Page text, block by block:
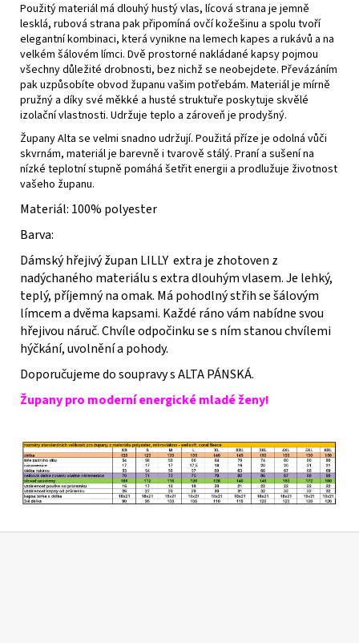
Použitý materiál má dlouhý hustý vlas, lícová strana je jemně
lesklá, rubová strana pak připomíná ovčí kožešinu a spolu tvoří
elegantní kombinaci, která vynikne na lemech kapes a rukávů a na
velkém šálovém límci. Dvě prostorné nakládané kapsy pojmou
všechny důležité drobnosti, bez nichž se neobejdete. Převázáním
pak uzpůsobíte obvod županu vašim potřebám. Materiál je mírně
pružný a díky své měkké a husté struktuře poskytuje skvělé
izolační vlastnosti. Udržuje teplo a zároveň je prodyšný.
Župany Alta se velmi snadno udržují. Použitá příze je odolná vůči
skvrnám, materiál je barevně i tvarově stálý. Praní a sušení na
nízké teplotní stupně pomáhá šetřit energii a prodlužuje životnost
vašeho županu.
Materiál: 100% polyester
Barva:
Dámský hřejivý župan LILLY extra je zhotoven z
nadýchaného materiálu s extra dlouhým vlasem. Je lehký,
teplý, příjemný na omak. Má pohodlný střih se šálovým
límcem a dvěma kapsami. Každé ráno vám nabídne svou
hřejivou náruč. Chvíle odpočinku se s ním stanou chvílemi
hýčkání, uvolnění a pohody.
Doporučujeme do soupravy s ALTA PÁNSKÁ.
Župany pro moderní energické mladé ženy!